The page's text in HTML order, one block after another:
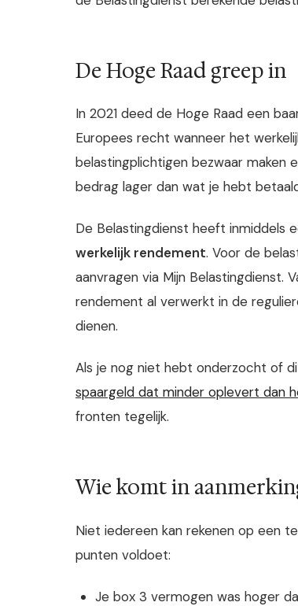
De Hoge Raad greep in
In 2021 deed de Hoge Raad een
Europees recht wanneer het
belastingplichtigen bezwaar maken
bedrag lager dan wat je hebt
De Belastingdienst heeft inmiddels
werkelijk rendement. Voor de
aanvragen via Mijn Belastingdienst.
rendement al verwerkt in de
dienen.
Als je nog niet hebt onderzocht of
spaargeld dat minder oplevert dan
fronten tegelijk.
Wie komt in
Niet iedereen kan rekenen op een
punten voldoet:
Je box 3 vermogen was hoger